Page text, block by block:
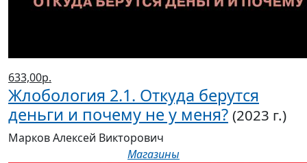
633,00р.
Жлобология 2.1. Откуда берутся
деньги и почему не у меня? (2023 г.)
Марков Алексей Викторович
Магазины